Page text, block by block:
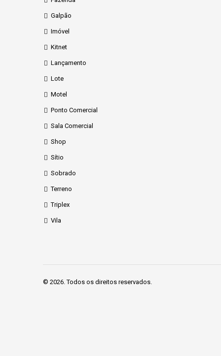
Galpão
Imóvel
Kitnet
Lançamento
Lote
Motel
Ponto Comercial
Sala Comercial
Shop
Sítio
Sobrado
Terreno
Triplex
Vila
© 2026. Todos os direitos reservados.